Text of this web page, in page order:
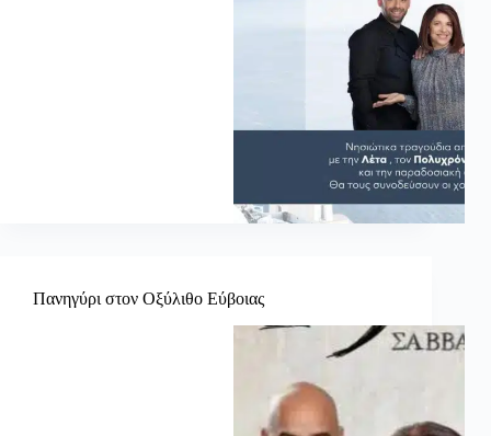
Πανηγύρι στον Οξύλιθο Εύβοιας